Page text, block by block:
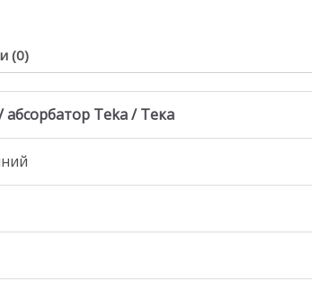
(0)
Teka / Тека